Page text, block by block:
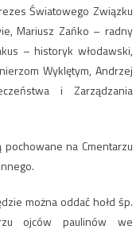
Światowego Związku
Mariusz Zańko – radny
– historyk włodawski,
Wyklętym, Andrzej
i Zarządzania
pochowane na Cmentarzu
można oddać hołd śp.
ojców paulinów we